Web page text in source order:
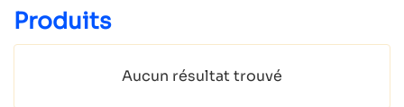
Produits
Aucun résultat trouvé